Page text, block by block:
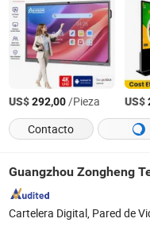
US$292,00/Pieza US$
Contacto
Guangzhou Zongheng